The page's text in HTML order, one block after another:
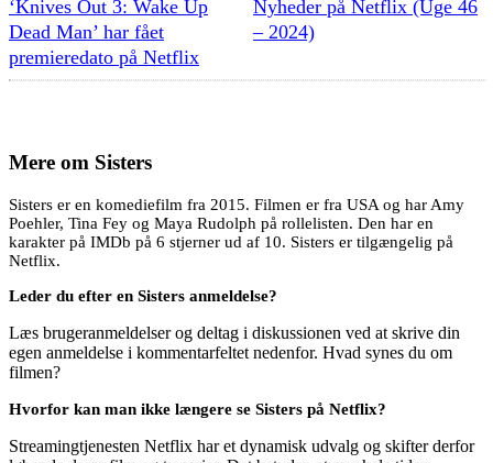
‘Knives Out 3: Wake Up
Dead Man’ har fået
premieredato på Netflix
Nyheder på Netflix (Uge 46
– 2024)
Mere om Sisters
Sisters er en komediefilm fra 2015. Filmen er fra USA og har Amy
Poehler, Tina Fey og Maya Rudolph på rollelisten. Den har en
karakter på IMDb på 6 stjerner ud af 10. Sisters er tilgængelig på
Netflix.
Leder du efter en Sisters anmeldelse?
Læs brugeranmeldelser og deltag i diskussionen ved at skrive din
egen anmeldelse i kommentarfeltet nedenfor. Hvad synes du om
filmen?
Hvorfor kan man ikke længere se Sisters på Netflix?
Streamingtjenesten Netflix har et dynamisk udvalg og skifter derfor